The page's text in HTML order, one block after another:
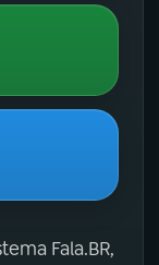
Fala.BR,